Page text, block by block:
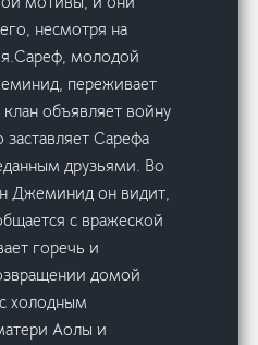
несмотря на
молодой
переживает
объявляет войну
Сарефа
друзьями. Во
Джеминид он видит,
с вражеской
горечь и
домой
холодным
Аолы и